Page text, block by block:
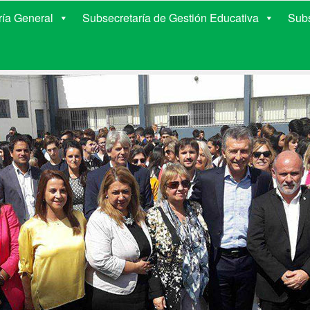
EDUCACIÓN DE
General Subsecretaría de Gestión Educativa